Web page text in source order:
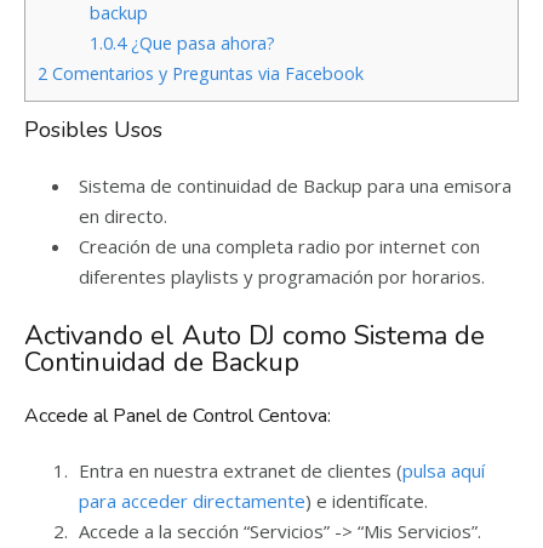
backup
1.0.4¿Que pasa ahora?
2 Comentarios y Preguntas via Facebook
Posibles Usos
Sistema de continuidad de Backup para una emisora
en directo.
Creación de una completa radio por internet con
diferentes playlists y programación por horarios.
Activando el Auto DJ como Sistema de
Continuidad de Backup
Accede al Panel de Control Centova:
Entra en nuestra extranet de clientes (pulsa aquí
para acceder directamente) e identifícate.
Accede a la sección “Servicios” -> “Mis Servicios”.